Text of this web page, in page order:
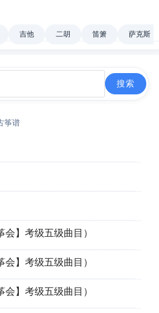
吉他 二胡 笛箫 萨克斯
筝谱
】考级五级曲目）
】考级五级曲目）
】考级五级曲目）